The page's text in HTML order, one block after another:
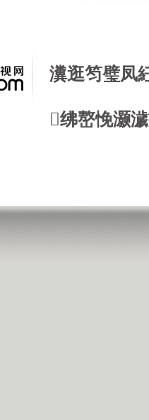
瀵逛笉璧凤
绋嶅悗灏